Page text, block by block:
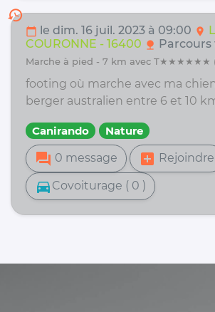
history
calendar_today le dim. 16 juil. 2023 à 09:00 location_on
COURONNE - 16400 nature Parcours
marche à pied - 7 km avec T★★★★★★
footing où marche avec ma
berger australien entre 6 et 10
Canirando Nature
forum 0 message add_box Rejoindre
directions_car Covoiturage ( 0 )